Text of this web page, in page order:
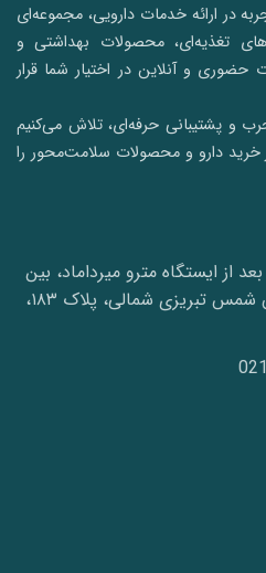
در ارائه خدمات دارویی، مجموعه‌ای
تغذیه‌ای، محصولات بهداشتی و
و آنلاین در اختیار شما قرار
و پشتیبانی حرفه‌ای، تلاش می‌کنیم
دارو و محصولات سلامت‌محور را
بعد از ایستگاه مترو میرداماد، بین
خیابان کازرون شمالی و خیابان شمس تبریزی شمالی، پلاک ۱۸۳،